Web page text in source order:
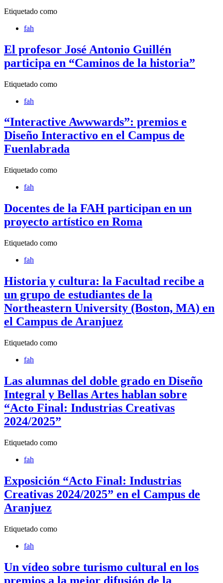
Etiquetado como
fah
El profesor José Antonio Guillén
participa en “Caminos de la historia”
Etiquetado como
fah
“Interactive Awwwards”: premios e
Diseño Interactivo en el Campus de
Fuenlabrada
Etiquetado como
fah
Docentes de la FAH participan en un
proyecto artístico en Roma
Etiquetado como
fah
Historia y cultura: la Facultad recibe a
un grupo de estudiantes de la
Northeastern University (Boston, MA) en
el Campus de Aranjuez
Etiquetado como
fah
Las alumnas del doble grado en Diseño
Integral y Bellas Artes hablan sobre
“Acto Final: Industrias Creativas
2024/2025”
Etiquetado como
fah
Exposición “Acto Final: Industrias
Creativas 2024/2025” en el Campus de
Aranjuez
Etiquetado como
fah
Un vídeo sobre turismo cultural en los
premios a la mejor difusión de la